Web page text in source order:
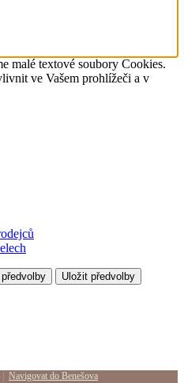
malé textové soubory Cookies.
ve Vašem prohlížeči a v
Uložit předvolby
Navigovat do Benešova